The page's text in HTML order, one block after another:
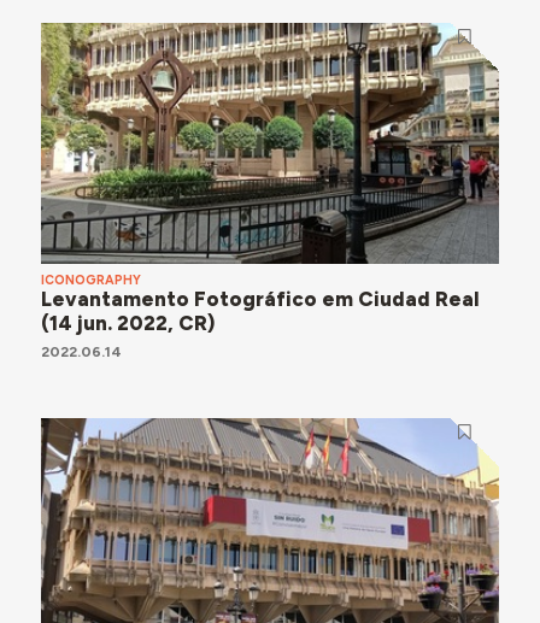
ICONOGRAPHY
Levantamento Fotográfico em Ciudad Real
(14 jun. 2022, CR)
2022.06.14